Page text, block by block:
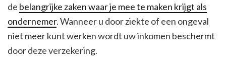
de belangrijke zaken waar je mee te maken krijgt als
ondernemer. Wanneer u door ziekte of een ongeval
niet meer kunt werken wordt uw inkomen beschermt
door deze verzekering.